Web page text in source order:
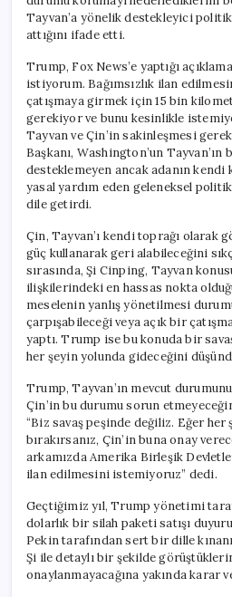
Tayvan’a yönelik destekleyici
attığını ifade etti.
Trump, Fox News’e yaptığı
istiyorum. Bağımsızlık ilan
çatışmaya girmek için 15 bin
gerekiyor ve bunu kesinlikle
Tayvan ve Çin’in sakinleşmesi
Başkanı, Washington’un Tayvan’ın
desteklemeyen ancak adanın kendi
yasal yardım eden geleneksel
dile getirdi.
Çin, Tayvan’ı kendi toprağı olarak
güç kullanarak geri alabileceğini
sırasında, Şi Cinping, Tayvan
ilişkilerindeki en hassas nokta
meselenin yanlış yönetilmesi
çarpışabileceği veya açık bir
yaptı. Trump ise bu konuda bir
her şeyin yolunda gideceğini
Trump, Tayvan’ın mevcut
Çin’in bu durumu sorun
“Biz savaş peşinde değiliz. Eğer her
bırakırsanız, Çin’in buna onay
arkamızda Amerika Birleşik
ilan edilmesini istemiyoruz” dedi.
Geçtiğimiz yıl, Trump yönetimi
dolarlık bir silah paketi satışı
Pekin tarafından sert bir dille
Şi ile detaylı bir şekilde
onaylanmayacağına yakında karar